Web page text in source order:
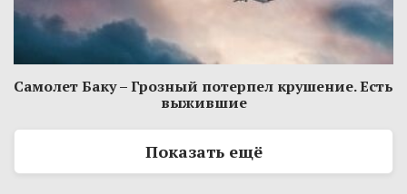
Самолет Баку – Грозный потерпел крушение. Есть
выжившие
Показать ещё